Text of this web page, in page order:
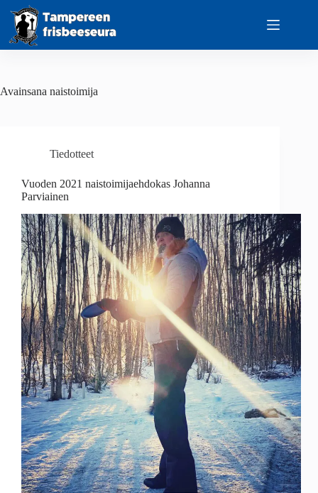
content
Avainsana naistoimija
Tiedotteet
Vuoden 2021 naistoimijaehdokas Johanna
Parviainen